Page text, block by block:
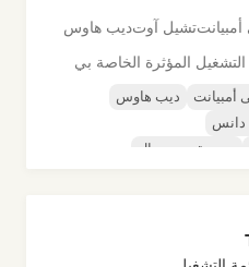
تشيل آوتديب هاوس
المؤثرة الخاصة بي
أمبيانت
ديب هاوس
دانس
موسيقى مينيمال